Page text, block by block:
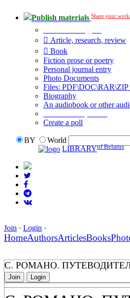
Publish materials Share your
Article, research, review
Book
Fiction prose or poetry
Personal journal entry
Photo Documents
Files: PDF\DOC\RAR\ZIP
Biography
An audiobook or other
Create a poll
BY
World
LIBRARYof Belarus
Join · Login ·
HomeAuthorsArticlesBooks
С. РОМАНО.
Join Login